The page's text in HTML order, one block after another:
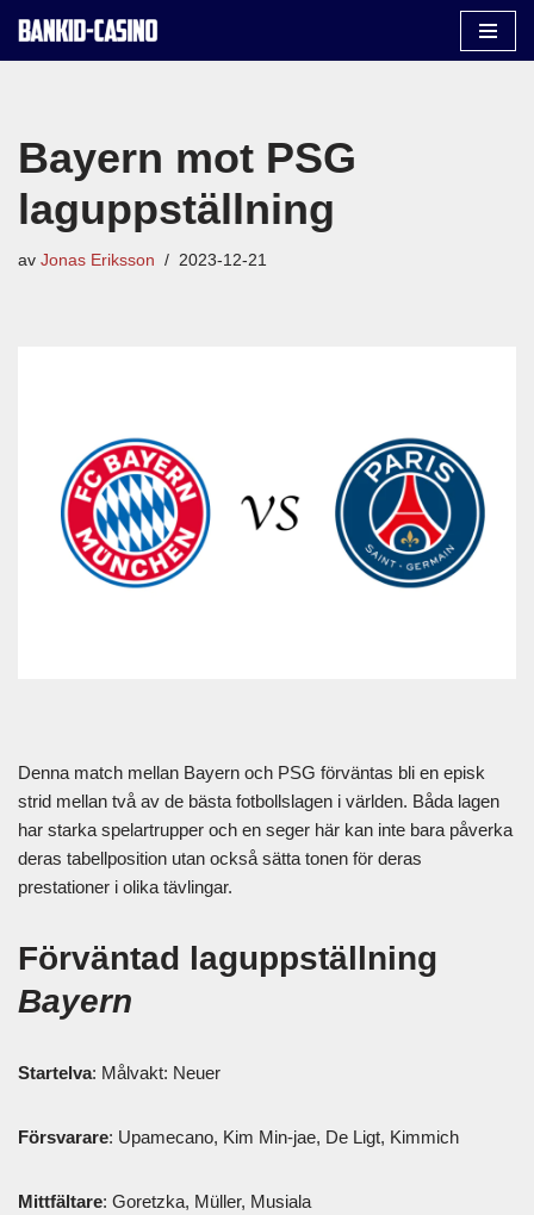
Hoppa
Bayern mot PSG
laguppställning
av Jonas Eriksson 2023-12-21
Denna match mellan Bayern och PSG förväntas bli en episk
strid mellan två av de bästa fotbollslagen i världen. Båda lagen
har starka spelartrupper och en seger här kan inte bara påverka
deras tabellposition utan också sätta tonen för deras
prestationer i olika tävlingar.
Förväntad laguppställning
Bayern
Startelva: Målvakt: Neuer
Försvarare: Upamecano, Kim Min-jae, De Ligt, Kimmich
Mittfältare: Goretzka, Müller, Musiala